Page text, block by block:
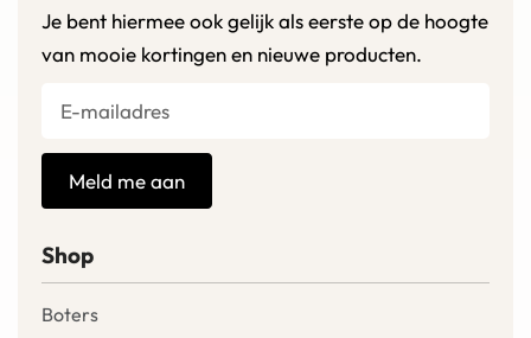
Je bent hiermee ook gelijk als eerste op de hoogte
van mooie kortingen en nieuwe producten.
Meld me aan
Shop
Boters